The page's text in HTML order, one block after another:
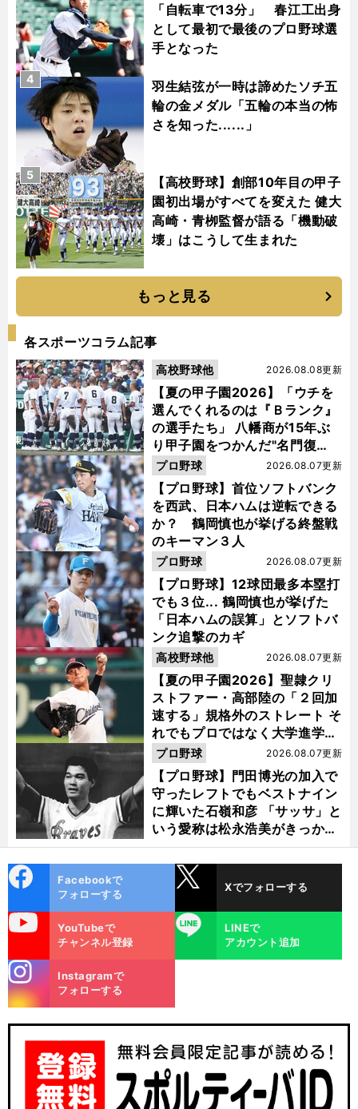
「自転車で13分」 春江工出身
として最初で最後のプロ野球選
手となった
羽生結弦が一時は諦めたソチ五
輪の金メダル「五輪の本当の怖
さを知った......」
4
【高校野球】創部10年目の甲子
園初出場がすべてを変えた 健大
高崎・青栁監督が語る「機動破
壊」はこうして生まれた
5
もっと見る
各スポーツコラム記事
【夏の甲子園2026】「ウチを
選んでくれるのは『Ｂランク』
の選手たち」 八幡商が15年ぶ
り甲子園をつかんだ"名門復
活"の舞台裏
2026.08.08更新
高校野球他
【プロ野球】首位ソフトバンク
を西武、日本ハムは逆転できる
か？ 鶴岡慎也が挙げる終盤戦
のキーマン３人
2026.08.07更新
プロ野球
【プロ野球】12球団最多本塁打
でも３位... 鶴岡慎也が挙げた
「日本ハムの誤算」とソフトバ
ンク追撃のカギ
2026.08.07更新
プロ野球
【夏の甲子園2026】聖隷クリ
ストファー・高部陸の「２回加
速する」規格外のストレート そ
れでもプロではなく大学進学を
選ぶ理由
2026.08.07更新
高校野球他
【プロ野球】門田博光の加入で
守ったレフトでもベストナイン
に輝いた石嶺和彦 「サッサ」と
いう愛称は松永浩美がきっか
け？
2026.08.07更新
プロ野球
ok
Facebookで
フォローする
Xでフォローする
YouTubeで
チャンネル登録
LINE
LINEで
アカウント追加
m
Instagramで
フォローする